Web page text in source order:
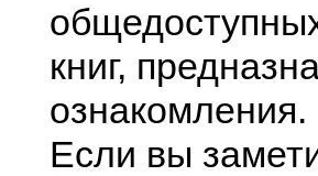
книг,
ознакомления.
Если вы